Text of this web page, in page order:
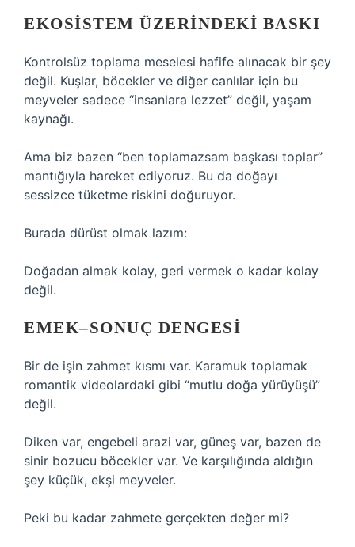
EKOSISTEM ÜZERINDEKI BASKI
Kontrolsüz toplama meselesi hafife alınacak bir şey
değil. Kuşlar, böcekler ve diğer canlılar için bu
meyveler sadece “insanlara lezzet” değil, yaşam
kaynağı.
Ama biz bazen “ben toplamazsam başkası toplar”
mantığıyla hareket ediyoruz. Bu da doğayı
sessizce tüketme riskini doğuruyor.
Burada dürüst olmak lazım:
Doğadan almak kolay, geri vermek o kadar kolay
değil.
EMEK–SONUÇ DENGESI
Bir de işin zahmet kısmı var. Karamuk toplamak
romantik videolardaki gibi “mutlu doğa yürüyüşü”
değil.
Diken var, engebeli arazi var, güneş var, bazen de
sinir bozucu böcekler var. Ve karşılığında aldığın
şey küçük, ekşi meyveler.
Peki bu kadar zahmete gerçekten değer mi?